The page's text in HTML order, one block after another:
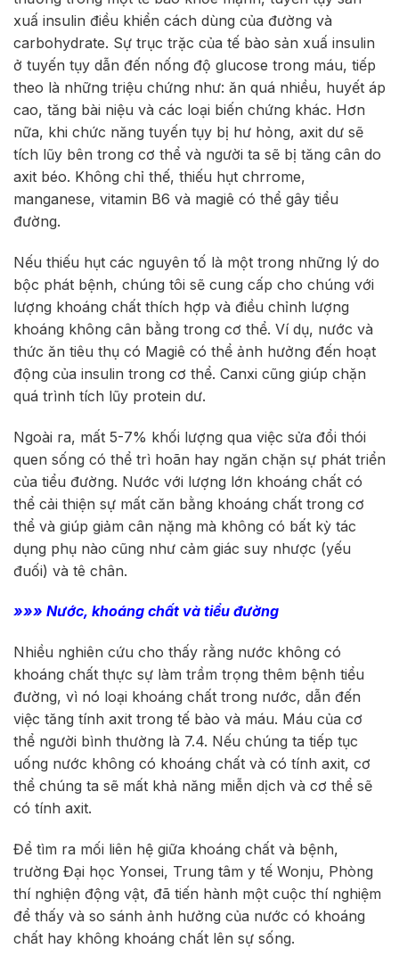
xuấ insulin điều khiển cách dùng của đường và
carbohydrate. Sự trục trặc của tế bào sản xuấ insulin
ở tuyến tụy dẫn đến nống độ glucose trong máu, tiếp
theo là những triệu chứng như: ăn quá nhiều, huyết áp
cao, tăng bài niệu và các loại biến chứng khác. Hơn
nữa, khi chức năng tuyến tụy bị hư hỏng, axit dư sẽ
tích lũy bên trong cơ thể và người ta sẽ bị tăng cân do
axit béo. Không chỉ thế, thiếu hụt chrrome,
manganese, vitamin B6 và magiê có thể gây tiểu
đường.
Nếu thiếu hụt các nguyên tố là một trong những lý do
bộc phát bệnh, chúng tôi sẽ cung cấp cho chúng với
lượng khoáng chất thích hợp và điều chỉnh lượng
khoáng không cân bằng trong cơ thể. Ví dụ, nước và
thức ăn tiêu thụ có Magiê có thể ảnh hưởng đến hoạt
động của insulin trong cơ thể. Canxi cũng giúp chặn
quá trình tích lũy protein dư.
Ngoài ra, mất 5-7% khối lượng qua việc sửa đổi thói
quen sống có thể trì hoãn hay ngăn chặn sự phát triển
của tiểu đường. Nước với lượng lớn khoáng chất có
thể cải thiện sự mất căn bằng khoáng chất trong cơ
thể và giúp giảm cân nặng mà không có bất kỳ tác
dụng phụ nào cũng như cảm giác suy nhược (yếu
đuối) và tê chân.
»»» Nước, khoáng chất và tiểu đường
Nhiều nghiên cứu cho thấy rằng nước không có
khoáng chất thực sự làm trầm trọng thêm bệnh tiểu
đường, vì nó loại khoáng chất trong nước, dẫn đến
việc tăng tính axit trong tế bào và máu. Máu của cơ
thể người bình thường là 7.4. Nếu chúng ta tiếp tục
uống nước không có khoáng chất và có tính axit, cơ
thể chúng ta sẽ mất khả năng miễn dịch và cơ thể sẽ
có tính axit.
Để tìm ra mối liên hệ giữa khoáng chất và bệnh,
trường Đại học Yonsei, Trung tâm y tế Wonju, Phòng
thí nghiện động vật, đã tiến hành một cuộc thí nghiệm
để thấy và so sánh ảnh hưởng của nước có khoáng
chất hay không khoáng chất lên sự sống.